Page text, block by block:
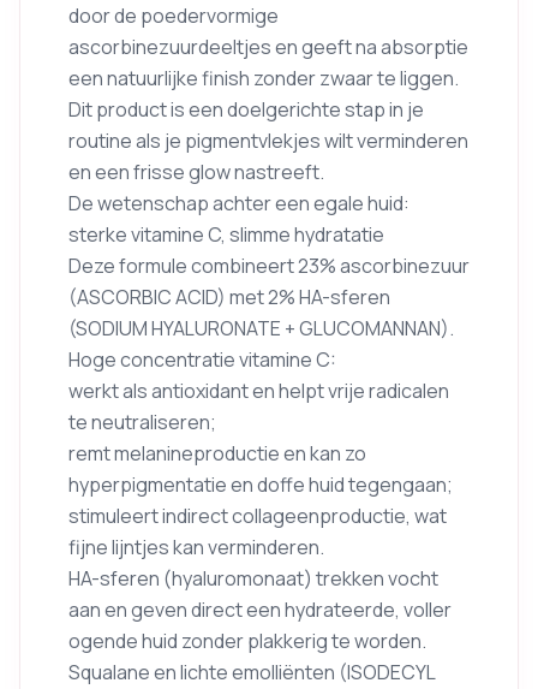
door de poedervormige
ascorbinezuurdeeltjes en geeft na absorptie
een natuurlijke finish zonder zwaar te liggen.
Dit product is een doelgerichte stap in je
routine als je pigmentvlekjes wilt verminderen
en een frisse glow nastreeft.
De wetenschap achter een egale huid:
sterke vitamine C, slimme hydratatie
Deze formule combineert 23% ascorbinezuur
(ASCORBIC ACID) met 2% HA-sferen
(SODIUM HYALURONATE + GLUCOMANNAN).
Hoge concentratie vitamine C:
werkt als antioxidant en helpt vrije radicalen
te neutraliseren;
remt melanineproductie en kan zo
hyperpigmentatie en doffe huid tegengaan;
stimuleert indirect collageenproductie, wat
fijne lijntjes kan verminderen.
HA-sferen (hyaluromonaat) trekken vocht
aan en geven direct een hydrateerde, voller
ogende huid zonder plakkerig te worden.
Squalane en lichte emolliënten (ISODECYL